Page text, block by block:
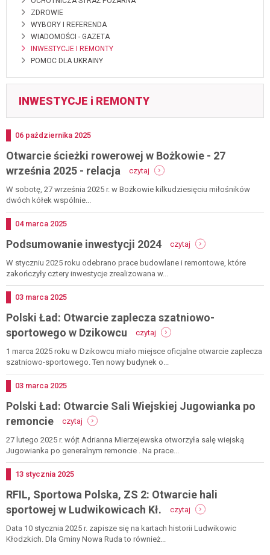
ZDROWIE
WYBORY I REFERENDA
WIADOMOŚCI - GAZETA
INWESTYCJE I REMONTY
POMOC DLA UKRAINY
INWESTYCJE i REMONTY
Dodano
06 października 2025
Otwarcie ścieżki rowerowej w Bożkowie - 27
września 2025 - relacja
czytaj
otwarcie
ścieżki
27
2025
-
relacja
W sobotę, 27 września 2025 r. w Bożkowie kilkudziesięciu miłośników
dwóch kółek wspólnie...
Dodano
04 marca 2025
Podsumowanie inwestycji 2024 czytaj
podsumowanie
inwestycji
W styczniu 2025 roku odebrano prace budowlane i remontowe, które
zakończyły cztery inwestycje zrealizowana w...
Dodano
03 marca 2025
Polski Ład: Otwarcie zaplecza szatniowo-
sportowego w Dzikowcu
czytaj
polski
ład:
otwarcie
w
dzikowcu
1 marca 2025 roku w Dzikowcu miało miejsce oficjalne otwarcie zaplecza
szatniowo-sportowego. Ten nowy budynek o...
Dodano
03 marca 2025
Polski Ład: Otwarcie Sali Wiejskiej Jugowianka po
remoncie
czytaj
polski
ład:
otwarcie
po
remoncie
27 lutego 2025 r. wójt Adrianna Mierzejewska otworzyła salę wiejską
Jugowianka po generalnym remoncie . Na prace...
Dodano
13 stycznia 2025
RFIL, Sportowa Polska, ZS 2: Otwarcie hali
sportowej w Ludwikowicach Kł.
czytaj
rfil,
sportowa
Data 10 stycznia 2025 r. zapisze się na kartach historii Ludwikowic
Kłodzkich. Dla Gminy Nowa Ruda to również...